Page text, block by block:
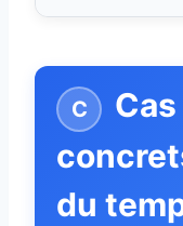
Cas
du